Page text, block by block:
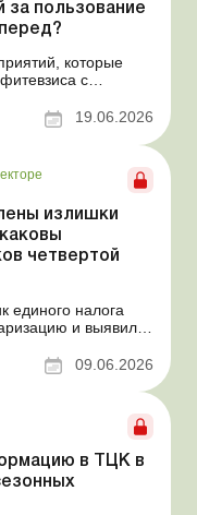
за пользование
которые
с
что плата за
выплачена
лет. В таком случае
19.06.2026
излишки
четвертой
единого налога
и выявило
а также
повлияют такие
09.06.2026
в ТЦК в